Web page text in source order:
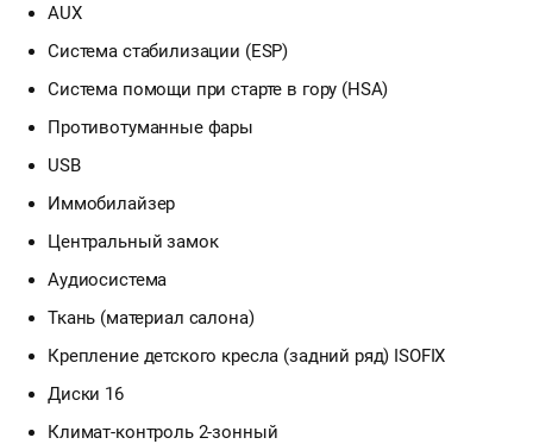
AUX
Система стабилизации (ESP)
Система помощи при старте в гору (HSA)
Противотуманные фары
USB
Иммобилайзер
Центральный замок
Аудиосистема
Ткань (материал салона)
Крепление детского кресла (задний ряд) ISOFIX
Диски 16
Климат-контроль 2-зонный